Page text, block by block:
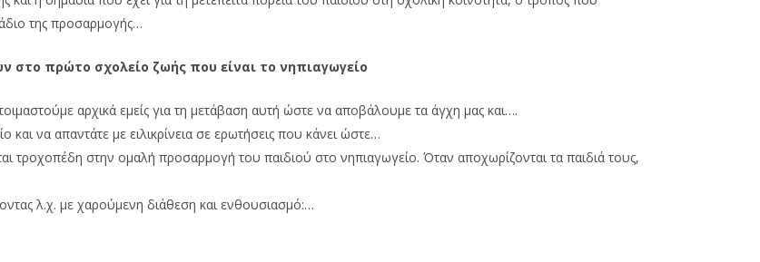
της προσαρμογής…
στο πρώτο σχολείο ζωής που είναι το νηπιαγωγείο
αρχικά εμείς για τη μετάβαση αυτή ώστε να αποβάλουμε τα άγχη μας και….
και να απαντάτε με ειλικρίνεια σε ερωτήσεις που κάνει ώστε…
τροχοπέδη στην ομαλή προσαρμογή του παιδιού στο νηπιαγωγείο. Όταν αποχωρίζονται τα παιδιά τους,
λ.χ. με χαρούμενη διάθεση και ενθουσιασμό:…